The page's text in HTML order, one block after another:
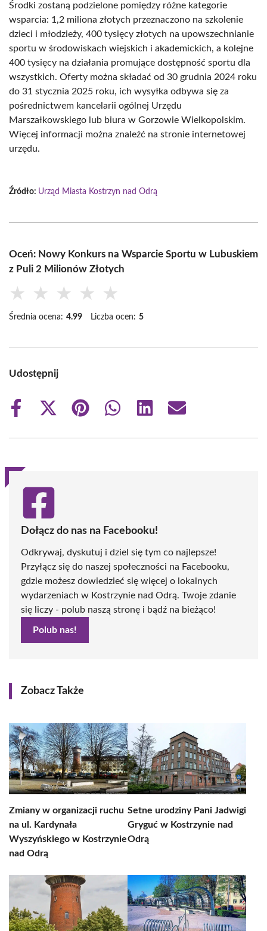
Środki zostaną podzielone pomiędzy różne kategorie
wsparcia: 1,2 miliona złotych przeznaczono na szkolenie
dzieci i młodzieży, 400 tysięcy złotych na upowszechnianie
sportu w środowiskach wiejskich i akademickich, a kolejne
400 tysięcy na działania promujące dostępność sportu dla
wszystkich. Oferty można składać od 30 grudnia 2024 roku
do 31 stycznia 2025 roku, ich wysyłka odbywa się za
pośrednictwem kancelarii ogólnej Urzędu
Marszałkowskiego lub biura w Gorzowie Wielkopolskim.
Więcej informacji można znaleźć na stronie internetowej
urzędu.
Źródło: Urząd Miasta Kostrzyn nad Odrą
Oceń: Nowy Konkurs na Wsparcie Sportu w Lubuskiem
z Puli 2 Milionów Złotych
★ ★ ★ ★ ★
Średnia ocena: 4.99 Liczba ocen: 5
Udostępnij
Share
Share
(Twitter)
Share
Share
Share
Share
Dołącz do nas na Facebooku!
Odkrywaj, dyskutuj i dziel się tym co najlepsze!
Przyłącz się do naszej społeczności na Facebooku,
gdzie możesz dowiedzieć się więcej o lokalnych
wydarzeniach w Kostrzynie nad Odrą. Twoje zdanie
się liczy - polub naszą stronę i bądź na bieżąco!
Polub nas!
Zobacz Także
Zmiany w organizacji ruchu
na ul. Kardynała
Wyszyńskiego w Kostrzynie
nad Odrą
Setne urodziny Pani Jadwigi
Gryguć w Kostrzynie nad
Odrą